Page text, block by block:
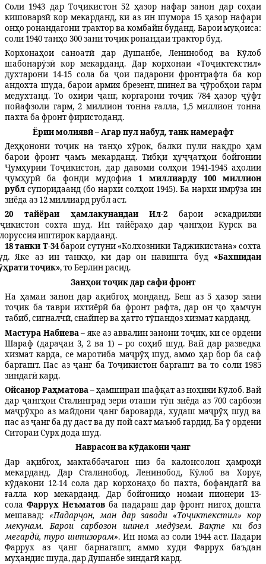
Соли 1943 дар Тоҷикистон 52 ҳазор нафар занон дар соҳаи
кишоварзӣ кор мекарданд, ки аз ин шумора 15 ҳазор нафари
онҳо ронандагони трактор ва комбайн буданд. Барои муқоиса:
соли 1940 танҳо 300 зани тоҷик ронандаи трактор буд.
Корхонаҳои саноатӣ дар Душанбе, Ленинобод ва Кӯлоб
шабонарӯзӣ кор мекарданд. Дар корхонаи «Тоҷиктекстил»
духтарони 14-15 сола ба ҷои падарони фронтрафта ба кор
андохта шуда, барои армия брезент, шинел ва ҷӯробҳои гарм
медухтанд. То охири ҷанг, коргарони тоҷик 784 ҳазор ҷӯфт
пойафзоли гарм, 2 миллион тонна ғалла, 1,5 миллион тонна
пахта ба фронт фиристоданд.
Ёрии молиявӣ – Агар пул набуд, танк намерафт
Деҳқонони тоҷик на танҳо хӯрок, балки пули нақдро ҳам
барои фронт ҷамъ мекарданд. Тибқи ҳуҷҷатҳои бойгонии
Ҷумҳурии Тоҷикистон, дар давоми солҳои 1941-1945 аҳолии
ҷумҳурӣ ба фонди мудофиа 1 миллиарду 100 миллион
рубл супоридаанд (бо нархи солҳои 1945). Ба нархи имрӯза ин
зиёда аз 12 миллиард рубл аст.
20 тайёраи ҳамлакунандаи Ил-2 барои эскадриляи
сохта шуд. Ин тайёраҳо дар ҷангҳои Курск ва
иштирок кардаанд.
18 танки Т-34барои сутуни «Колхозники Таджикистана» сохта
Яке аз ин танкҳо, ки дар он навишта буд «Бахшидаи
тоҷик», то Берлин расид.
Занҳои тоҷик дар сафи фронт
На ҳамаи занон дар ақибгоҳ монданд. Беш аз 5 ҳазор зани
тоҷик ба таври ихтиёрӣ ба фронт рафта, дар он ҷо ҳамчун
табиб, сигналчӣ, снайпер ва ҳатто тӯпандоз хизмат карданд.
Мастура Набиева – яке аз аввалин занони тоҷик, ки се ордени
Шараф (дараҷаи 3, 2 ва 1) – ро соҳиб шуд. Вай дар разведка
хизмат карда, се маротиба маҷрӯҳ шуд, аммо ҳар бор ба саф
баргашт. Пас аз ҷанг ба Тоҷикистон баргашт ва то соли 1985
зиндагӣ кард.
Ойсанор Раҳматова– ҳамшираи шафқат аз ноҳияи Кӯлоб. Вай
дар ҷангҳои Сталинград зери оташи тӯп зиёда аз 700 сарбози
маҷрӯҳро аз майдони ҷанг бароварда, худаш маҷрӯҳ шуд ва
пас аз ҷанг ба ду даст ва ду пой сахт маъюб гардид. Ба ӯ ордени
Ситораи Сурх дода шуд.
Наврасон ва кӯдакони ҷанг
Дар ақибгоҳ, мактаббачагон низ ба калонсолон ҳамроҳӣ
мекарданд. Дар Сталинобод, Ленинобод, Кӯлоб ва Хоруғ,
кӯдакони 12-14 сола дар корхонаҳо бо пахта, бофандагӣ ва
ғалла кор мекарданд. Дар бойгониҳо номаи пионери 13-
сола Фаррух Неъматовба падараш дар фронт нигоҳ дошта
мешавад: «Падарҷон, ман дар заводи «Тоҷиктекстил» кор
мекунам. Барои сарбозон шинел медӯзем. Вақте ки боз
мегардӣ, туро интизорам». Ин нома аз соли 1944 аст. Падари
Фаррух аз ҷанг барнагашт, аммо худи Фаррух баъдан
муҳандис шуда, дар Душанбе зиндагӣ кард.